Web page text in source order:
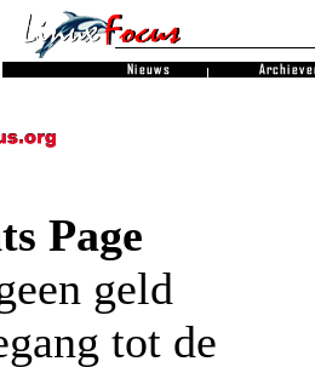
Page
geld
tot de